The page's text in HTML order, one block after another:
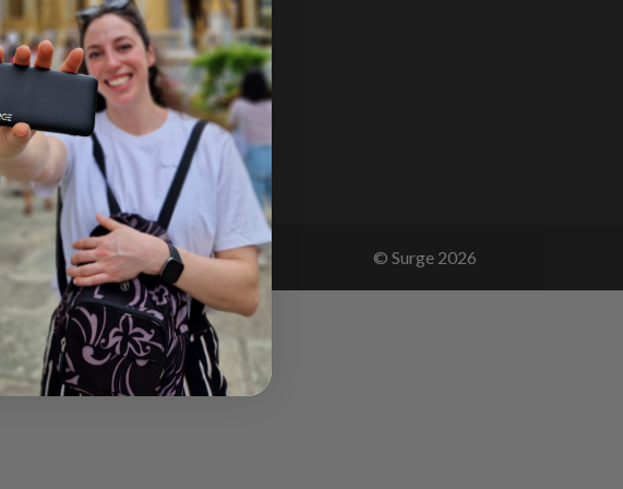
KvK: 93428499
BTW:
NL866394874B01
Tel:085 902 4220
Email:
info@surgestore.co
© Surge 2026
is 8.8/10 gebaseerd op 238 reviews.